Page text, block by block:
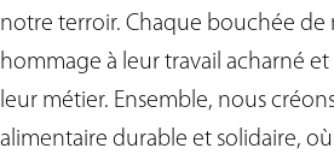
notre terroir. Chaque bouchée de
hommage à leur travail acharné
leur métier. Ensemble, nous
alimentaire durable et solidaire,